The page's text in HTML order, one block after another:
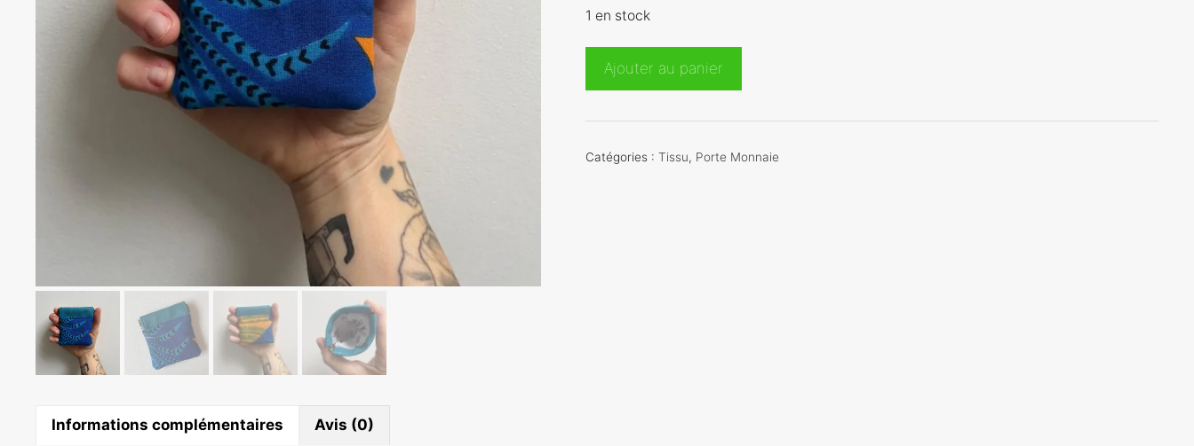
1 en stock
quantité
bleu
Ajouter au panier
Catégories :Tissu, Porte Monnaie
Informations complémentaires Avis (0)